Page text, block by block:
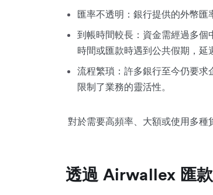
匯率不透明：銀行提供的外幣匯
到帳時間較長：資金需經過多個
時間或匯款時遇到公共假期，延
流程繁瑣：許多銀行至今仍要
限制了業務的靈活性。
對於需要高頻率、大額或使用多種
透過 Airwallex 匯